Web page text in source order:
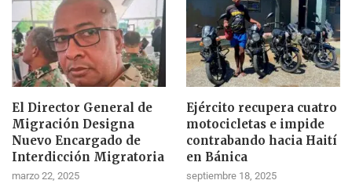
El Director General de
Migración Designa
Nuevo Encargado de
Interdicción Migratoria
marzo 22, 2025
Ejército recupera cuatro
motocicletas e impide
contrabando hacia Haití
en Bánica
septiembre 18, 2025